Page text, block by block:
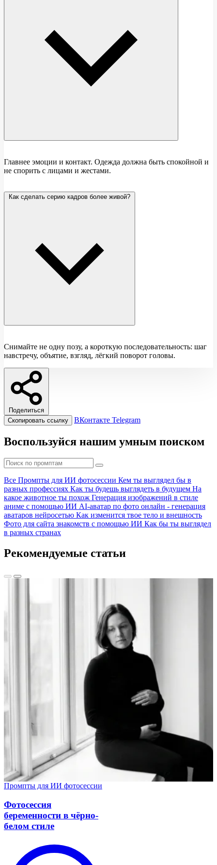
Главнее эмоции и контакт. Одежда должна быть спокойной и
не спорить с лицами и жестами.
Как сделать серию кадров более живой?
Снимайте не одну позу, а короткую последовательность: шаг
навстречу, объятие, взгляд, лёгкий поворот головы.
Поделиться
Скопировать ссылку
ВКонтакте Telegram
Воспользуйся нашим умным поиском
Все Промпты для ИИ фотосессии Кем ты выглядел бы в
разных профессиях Как ты будешь выглядеть в будущем На
какое животное ты похож Генерация изображений в стиле
аниме с помощью ИИ AI-аватар по фото онлайн - генерация
аватаров нейросетью Как изменится твое тело и внешность
Фото для сайта знакомств с помощью ИИ Как бы ты выглядел
в разных странах
Рекомендуемые статьи
Промпты для ИИ фотосессии
Фотосессия
беременности в чёрно-
белом стиле